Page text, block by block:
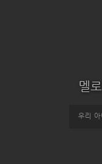
멜
우리